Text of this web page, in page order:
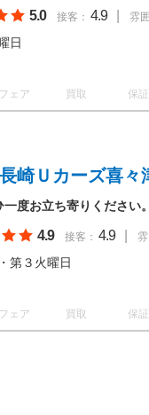
5.0 接客： 4.9 雰
日
フェア 買取 保証
崎Ｕカーズ喜々
度お立ち寄りください。
4.9 接客： 4.9 雰
第３火曜日
フェア 買取 保証